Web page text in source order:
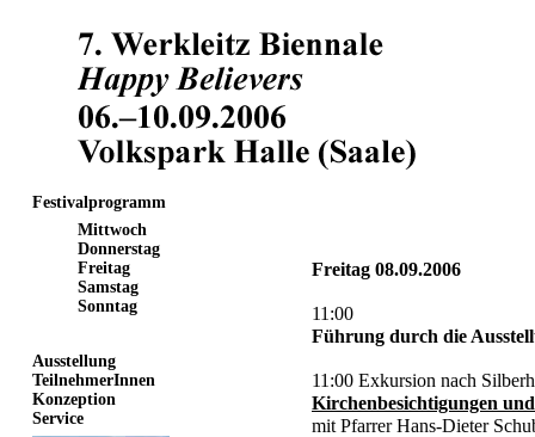
Festivalprogramm
Mittwoch
Donnerstag
Freitag
Samstag
Sonntag
Ausstellung
TeilnehmerInnen
Konzeption
Service
Freitag 08.09.2006
11:00
Führung durch die
11:00 Exkursion nach
Kirchenbesichtigungen
mit Pfarrer Hans-Dieter